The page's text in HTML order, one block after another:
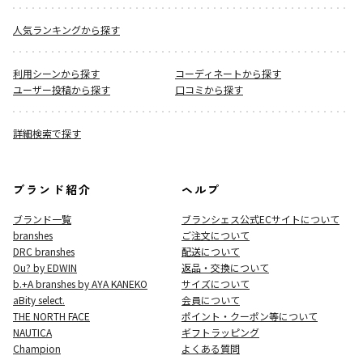
人気ランキングから探す
利用シーンから探す
コーディネートから探す
ユーザー投稿から探す
口コミから探す
詳細検索で探す
ブランド紹介
ブランド一覧
branshes
DRC branshes
Ou? by EDWIN
b.+A branshes by AYA KANEKO
aBity select.
THE NORTH FACE
NAUTICA
Champion
ヘルプ
ブランシェス公式ECサイトについて
ご注文について
配送について
返品・交換について
サイズについて
会員について
ポイント・クーポン等について
ギフトラッピング
よくある質問